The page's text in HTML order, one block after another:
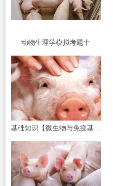
动物生理学模拟考题十
基础知识【微生物与免疫基础】